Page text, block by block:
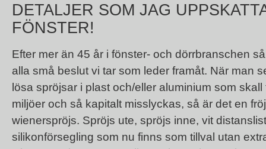
DETALJER SOM JAG
FÖNSTER!
Efter mer än 45 år i fönster- och dörrbranschen
alla små beslut vi tar som leder framåt. När man
lösa spröjsar i plast och/eller aluminium som
miljöer och så kapitalt misslyckas, så är det en
wienerspröjs. Spröjs ute, spröjs inne, vit
silikonförsegling som nu finns som tillval utan